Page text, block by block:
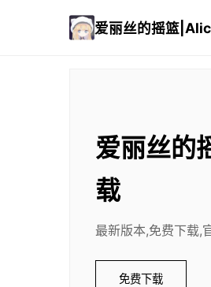
爱丽丝的摇篮
爱丽丝的
载
最新版本,免费下载,
免费下载